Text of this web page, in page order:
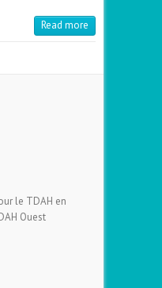
Read more
le TDAH en
Ouest